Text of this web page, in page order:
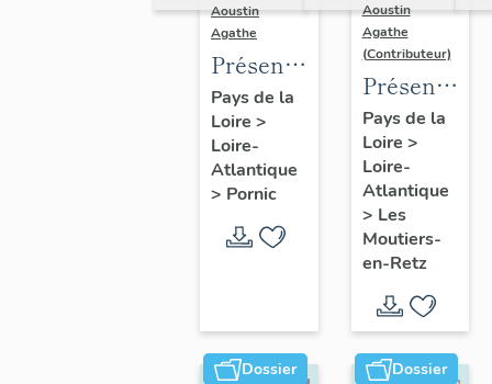
Aoustin
Agathe
Présentation
de la
commune
de
Pornic
Pays de la
Loire >
Loire-
Atlantique
> Pornic
Aoustin
Agathe
(Contributeur)
de la
commune
des
Moutiers-
en-Retz
Pays de la
Loire >
Loire-
Atlantique
> Les
Moutiers-
en-Retz
Dossier Dossier